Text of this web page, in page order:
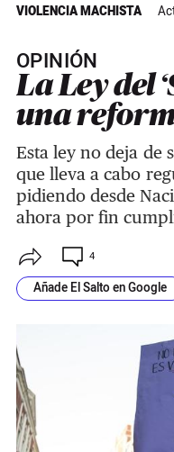
VIOLENCIA MACHISTA
OPINIÓN
La Ley del
una
Esta ley no deja de
que lleva a cabo
pidiendo desde
ahora por fin
4
Añade El Salto en Google